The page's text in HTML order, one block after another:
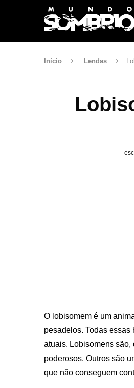
Início Lendas
O lobisomem é um
pesadelos. Todas essas
atuais. Lobisomens são,
poderosos. Outros são
que não conseguem